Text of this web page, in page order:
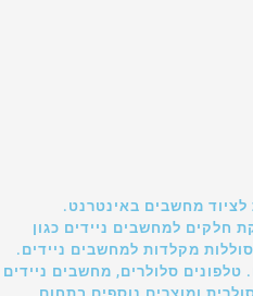
מחשבים באינטרנט.
חלקים למחשבים ניידים כגון
מקלדות למחשבים ניידים.
טלפונים סלולרים, מחשבים ניידים